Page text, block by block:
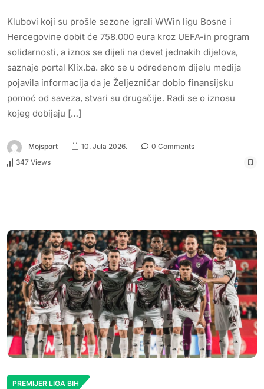
Klubovi koji su prošle sezone igrali WWin ligu Bosne i
Hercegovine dobit će 758.000 eura kroz UEFA-in program
solidarnosti, a iznos se dijeli na devet jednakih dijelova,
saznaje portal Klix.ba. ako se u određenom dijelu medija
pojavila informacija da je Željezničar dobio finansijsku
pomoć od saveza, stvari su drugačije. Radi se o iznosu
kojeg dobijaju […]
Mojsport 10. Jula 2026.
0 Comments
347 Views
PREMIJER LIGA BIH